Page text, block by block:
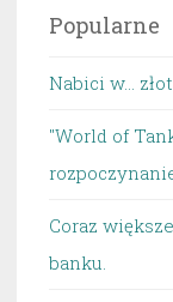
Popularne
Nabici w...
"World of
Coraz
banku.